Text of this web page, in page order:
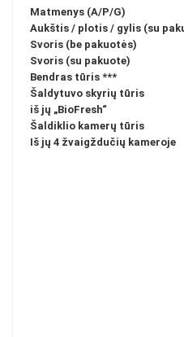
Matmenys (A/P/G)
Aukštis / plotis / gylis (su
Svoris (be pakuotės)
Svoris (su pakuote)
Bendras tūris ***
Šaldytuvo skyrių tūris
iš jų „BioFresh“
Šaldiklio kamerų tūris
Iš jų 4 žvaigždučių kameroje